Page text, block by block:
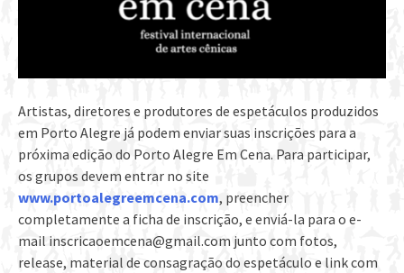
Artistas, diretores e produtores de espetáculos produzidos
em Porto Alegre já podem enviar suas inscrições para a
próxima edição do Porto Alegre Em Cena. Para participar,
os grupos devem entrar no site
www.portoalegreemcena.com, preencher
completamente a ficha de inscrição, e enviá-la para o e-
mail inscricaoemcena@gmail.com junto com fotos,
release, material de consagração do espetáculo e link com